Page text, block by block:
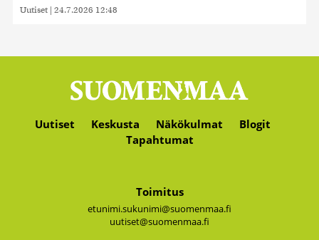
Uutiset | 24.7.2026 12:48
Uutiset Keskusta Näkökulmat
Blogit
Tapahtumat
Toimitus
etunimi.sukunimi@suomenmaa.fi
uutiset@suomenmaa.fi